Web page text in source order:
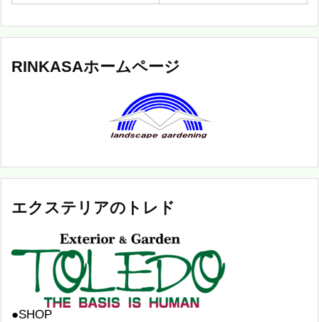
RINKASAホームページ
エクステリアのトレド
●SHOP